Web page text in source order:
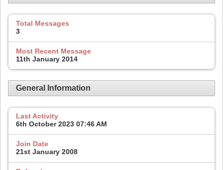
Total Messages
3
Most Recent Message
11th January 2014
General Information
Last Activity
6th October 2023 07:46 AM
Join Date
21st January 2008